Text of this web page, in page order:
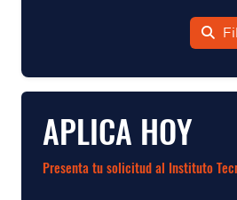
APLICA HOY
Presenta tu solicitud al Instituto